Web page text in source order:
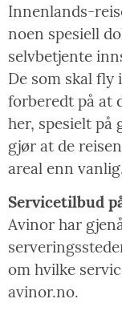
Innenlands-
noen spesiell
selvbetjente
De som skal
forberedt på at
her, spesielt på
gjør at de
areal enn
Servicetilbud
Avinor har
om hvilke
avinor.no.